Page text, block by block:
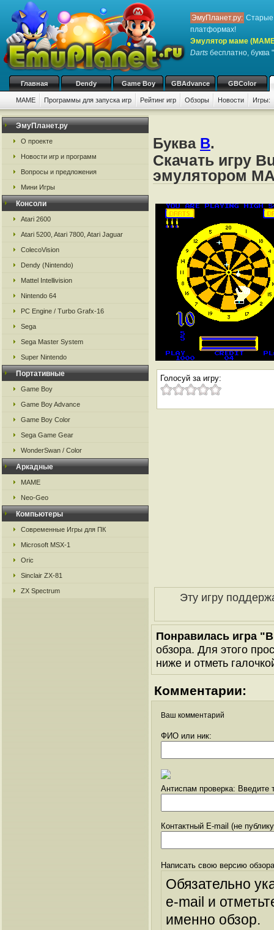
ЭмуПланет.ру: Старые
платформах!
Эмулятор маме
Darts бесплатно, буква
Главная Dendy Game Boy GBAdvance GBColor
MAME Программы для запуска игр Рейтинг игр Обзоры Новости Игры:
ЭмуПланет.ру
О проекте
Новости игр и программ
Вопросы и предложения
Мини Игры
Консоли
Atari 2600
Atari 5200, Atari 7800, Atari Jaguar
ColecoVision
Dendy (Nintendo)
Mattel Intellivision
Nintendo 64
PC Engine / Turbo Grafx-16
Sega
Sega Master System
Super Nintendo
Портативные
Game Boy
Game Boy Advance
Game Boy Color
Sega Game Gear
WonderSwan / Color
Аркадные
MAME
Neo-Geo
Компьютеры
Современные Игры для ПК
Microsoft MSX-1
Oric
Sinclair ZX-81
ZX Spectrum
Буква B.
Скачать игру
эмулятором
Голосуй за игру:
Эту игру
Понравилась игра
обзора. Для этого
ниже и отметь
Комментарии:
Ваш комментарий
ФИО или ник:
Антиспам проверка: Введите
Контактный E-mail (не
Написать свою версию
Обязательно
e-mail и
именно обзор.